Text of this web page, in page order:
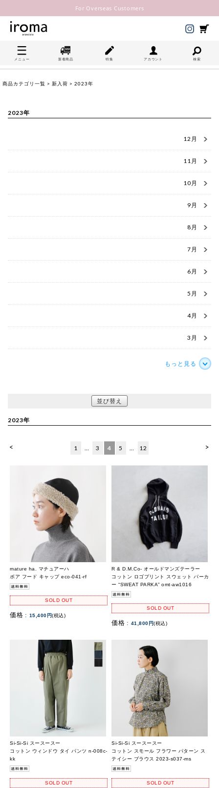
For Overseas Customers
メニュー 新着商品 特集 アカウント 検索
商品カテゴリ一覧 > 新入荷 > 2023年
2023年
12月
11月
10月
9月
8月
7月
6月
5月
4月
3月
もっと見る
並び替え
2023年
< >
1 … 3 4 5 … 12
mature ha. マチュアーハ
ボア フード キャップ eco-041-rf
SOLD OUT
価格 : 15,400円(税込)
R & D.M.Co- オールドマンズテーラー
コットン ロゴプリント スウェット パーカ
ー “SWEAT PARKA” omt-aw1016
SOLD OUT
価格 : 41,800円(税込)
Si-Si-Si スースースー
コットン ウィンドウ タイ パンツ n-008c-
kk
SOLD OUT
Si-Si-Si スースースー
コットン スモール フラワー パターン ス
テイシー ブラウス 2023-s037-ms
SOLD OUT